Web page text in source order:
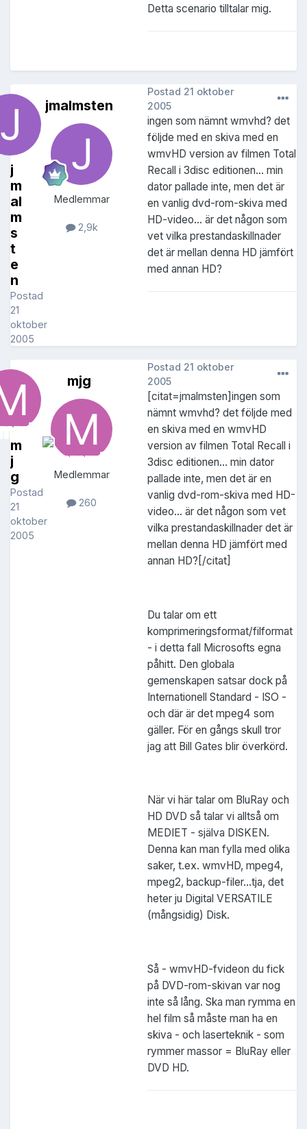
Detta scenario tilltalar mig.
j
m
al
m
s
t
e
n
Postad
21
oktober
2005
jmalmsten
Medlemmar
2,9k
Postad 21 oktober
2005
ingen som nämnt wmvhd? det
följde med en skiva med en
wmvHD version av filmen Total
Recall i 3disc editionen... min
dator pallade inte, men det är
en vanlig dvd-rom-skiva med
HD-video... är det någon som
vet vilka prestandaskillnader
det är mellan denna HD jämfört
med annan HD?
m
j
g
Postad
21
oktober
2005
mjg
Medlemmar
260
Postad 21 oktober
2005
[citat=jmalmsten]ingen som
nämnt wmvhd? det följde med
en skiva med en wmvHD
version av filmen Total Recall i
3disc editionen... min dator
pallade inte, men det är en
vanlig dvd-rom-skiva med HD-
video... är det någon som vet
vilka prestandaskillnader det är
mellan denna HD jämfört med
annan HD?[/citat]
Du talar om ett
komprimeringsformat/filformat
- i detta fall Microsofts egna
påhitt. Den globala
gemenskapen satsar dock på
Internationell Standard - ISO -
och där är det mpeg4 som
gäller. För en gångs skull tror
jag att Bill Gates blir överkörd.
När vi här talar om BluRay och
HD DVD så talar vi alltså om
MEDIET - själva DISKEN.
Denna kan man fylla med olika
saker, t.ex. wmvHD, mpeg4,
mpeg2, backup-filer...tja, det
heter ju Digital VERSATILE
(mångsidig) Disk.
Så - wmvHD-fvideon du fick
på DVD-rom-skivan var nog
inte så lång. Ska man rymma en
hel film så måste man ha en
skiva - och laserteknik - som
rymmer massor = BluRay eller
DVD HD.